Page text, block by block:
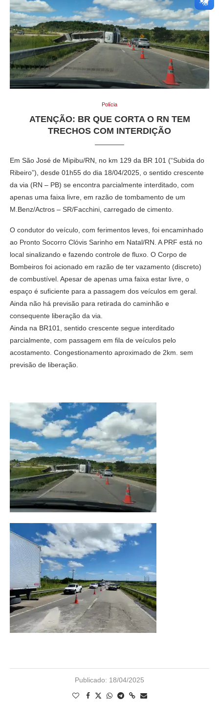
Polícia
ATENÇÃO: BR QUE CORTA O RN TEM
TRECHOS COM INTERDIÇÃO
Em São José de Mipibu/RN, no km 129 da BR 101 (“Subida do
Ribeiro”), desde 01h55 do dia 18/04/2025, o sentido crescente
da via (RN – PB) se encontra parcialmente interditado, com
apenas uma faixa livre, em razão de tombamento de um
M.Benz/Actros – SR/Facchini, carregado de cimento.
O condutor do veículo, com ferimentos leves, foi encaminhado
ao Pronto Socorro Clóvis Sarinho em Natal/RN. A PRF está no
local sinalizando e fazendo controle de fluxo. O Corpo de
Bombeiros foi acionado em razão de ter vazamento (discreto)
de combustível. Apesar de apenas uma faixa estar livre, o
espaço é suficiente para a passagem dos veículos em geral.
Ainda não há previsão para retirada do caminhão e
consequente liberação da via.
Ainda na BR101, sentido crescente segue interditado
parcialmente, com passagem em fila de veículos pelo
acostamento. Congestionamento aproximado de 2km. sem
previsão de liberação.
Publicado: 18/04/2025